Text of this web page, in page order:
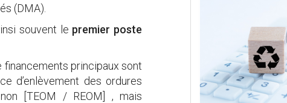
(DMA).
souvent le premier poste
principaux sont
d’enlèvement des ordures
[TEOM / REOM] , mais